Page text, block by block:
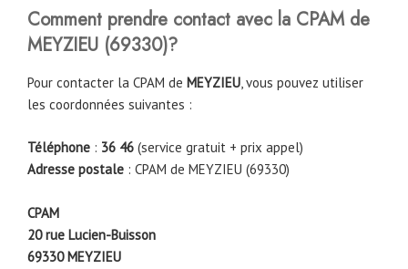
Comment prendre contact avec la CPAM de
MEYZIEU (69330)?
Pour contacter la CPAM de MEYZIEU, vous pouvez utiliser
les coordonnées suivantes :
Téléphone : 36 46 (service gratuit + prix appel)
Adresse postale : CPAM de MEYZIEU (69330)
CPAM
20 rue Lucien-Buisson
69330 MEYZIEU